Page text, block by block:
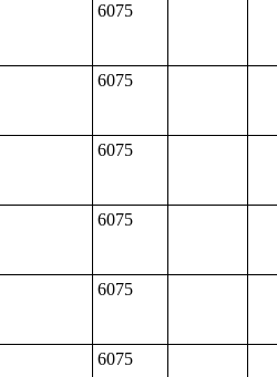
6075
6075
6075
6075
6075
6075